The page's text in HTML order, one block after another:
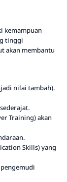
kemampuan
tinggi
akan membantu
nilai tambah).
Training) akan
Skills) yang